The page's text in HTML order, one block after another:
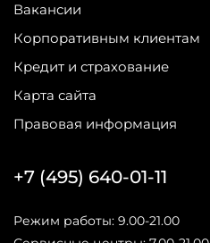
Вакансии
Корпоративным клиентам
Кредит и страхование
Карта сайта
Правовая информация
+7 (495) 640-01-11
Режим работы: 9.00-21.00